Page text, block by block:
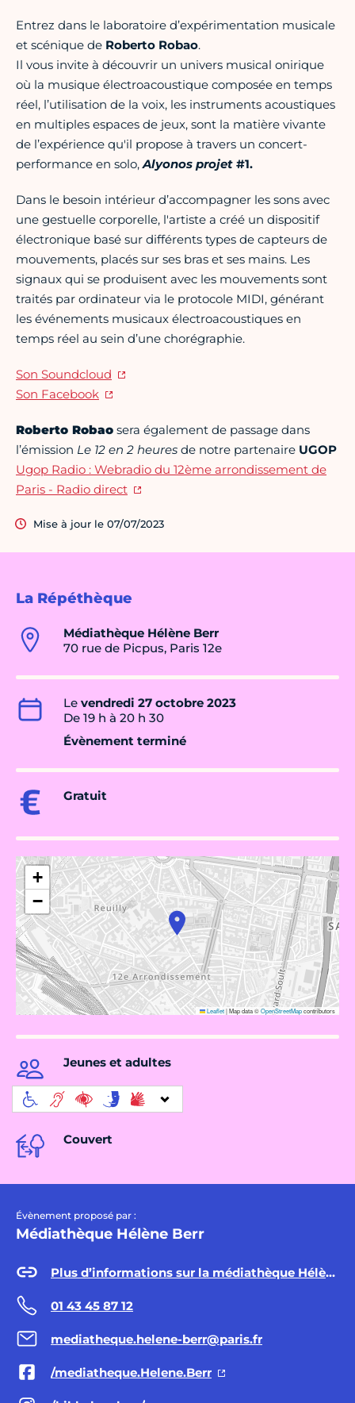
La Répéthèque
Médiathèque Hélène Berr
70 rue de Picpus, Paris 12e
Le vendredi 27 octobre 2023
De 19 h à 20 h 30
Évènement terminé
Gratuit
+
−
Leaflet|Map data ©OpenStreetMapcontributors
Jeunes et adultes
Couvert
Évènement proposé par :
Médiathèque Hélène Berr
Plus d’informations sur la médiathèque Hélène Berr
01 43 45 87 12
mediatheque.helene-berr@paris.fr
/mediatheque.Helene.Berr
Entrez dans le laboratoire d’expérimentation musicale
et scénique de Roberto Robao.
Il vous invite à découvrir un univers musical onirique
où la musique électroacoustique composée en temps
réel, l’utilisation de la voix, les instruments acoustiques
en multiples espaces de jeux, sont la matière vivante
de l’expérience qu'il propose à travers un concert-
performance en solo,Alyonos projet #1.
Dans le besoin intérieur d’accompagner les sons avec
une gestuelle corporelle, l'artiste a créé un dispositif
électronique basé sur différents types de capteurs de
mouvements, placés sur ses bras et ses mains. Les
signaux qui se produisent avec les mouvements sont
traités par ordinateur via le protocole MIDI, générant
les événements musicaux électroacoustiques en
temps réel au sein d’une chorégraphie.
Son Soundcloud
Son Facebook
Roberto Robao sera également de passage dans
l’émission Le 12 en 2 heures de notre partenaire UGOP
Ugop Radio : Webradio du 12ème arrondissement de
Paris - Radio direct
Mise à jour le 07/07/2023